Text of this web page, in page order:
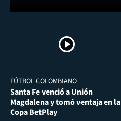
FÚTBOL COLOMBIANO
Santa Fe venció a Unión
Magdalena y tomó ventaja en la
Copa BetPlay